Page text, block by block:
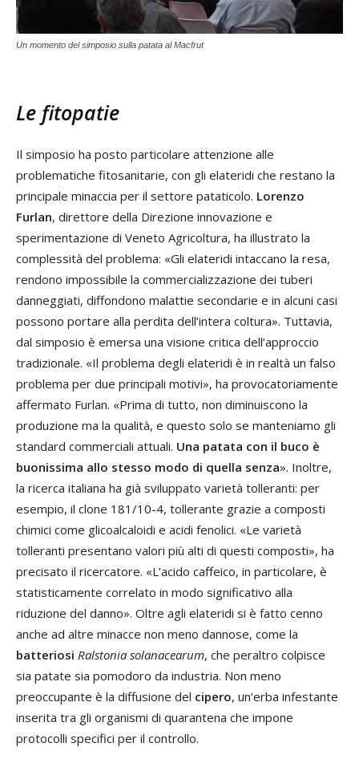
Un momento del simposio sulla patata al Macfrut
Le fitopatie
Il simposio ha posto particolare attenzione alle
problematiche fitosanitarie, con gli elateridi che restano la
principale minaccia per il settore pataticolo. Lorenzo
Furlan, direttore della Direzione innovazione e
sperimentazione di Veneto Agricoltura, ha illustrato la
complessità del problema: «Gli elateridi intaccano la resa,
rendono impossibile la commercializzazione dei tuberi
danneggiati, diffondono malattie secondarie e in alcuni casi
possono portare alla perdita dell’intera coltura». Tuttavia,
dal simposio è emersa una visione critica dell’approccio
tradizionale. «Il problema degli elateridi è in realtà un falso
problema per due principali motivi», ha provocatoriamente
affermato Furlan. «Prima di tutto, non diminuiscono la
produzione ma la qualità, e questo solo se manteniamo gli
standard commerciali attuali. Una patata con il buco è
buonissima allo stesso modo di quella senza». Inoltre,
la ricerca italiana ha già sviluppato varietà tolleranti: per
esempio, il clone 181/10-4, tollerante grazie a composti
chimici come glicoalcaloidi e acidi fenolici. «Le varietà
tolleranti presentano valori più alti di questi composti», ha
precisato il ricercatore. «L’acido caffeico, in particolare, è
statisticamente correlato in modo significativo alla
riduzione del danno». Oltre agli elateridi si è fatto cenno
anche ad altre minacce non meno dannose, come la
batteriosi Ralstonia solanacearum, che peraltro colpisce
sia patate sia pomodoro da industria. Non meno
preoccupante è la diffusione del cipero, un’erba infestante
inserita tra gli organismi di quarantena che impone
protocolli specifici per il controllo.